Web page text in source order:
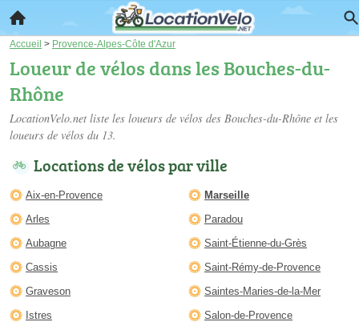
Accueil > Provence-Alpes-Côte d'Azur
Loueur de vélos dans les Bouches-du-
Rhône
LocationVelo.net liste les loueurs de vélos des Bouches-du-Rhône et les
loueurs de vélos du 13.
Locations de vélos par ville
Aix-en-Provence
Arles
Aubagne
Cassis
Graveson
Istres
Marseille
Paradou
Saint-Étienne-du-Grès
Saint-Rémy-de-Provence
Saintes-Maries-de-la-Mer
Salon-de-Provence